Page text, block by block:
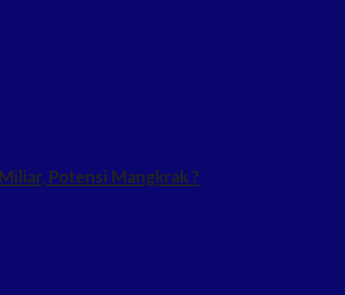
Potensi Mangkrak ?